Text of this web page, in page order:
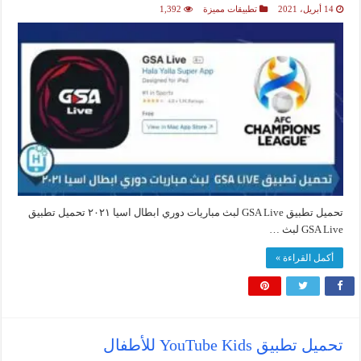
14 أبريل، 2021 تطبيقات مميزة 1,392
تحميل تطبيق GSA Live لبث مباريات دوري ابطال اسيا ٢٠٢١ تحميل تطبيق
GSA Live لبث …
أكمل القراءة »
تحميل تطبيق YouTube Kid‪s‬ للأطفال